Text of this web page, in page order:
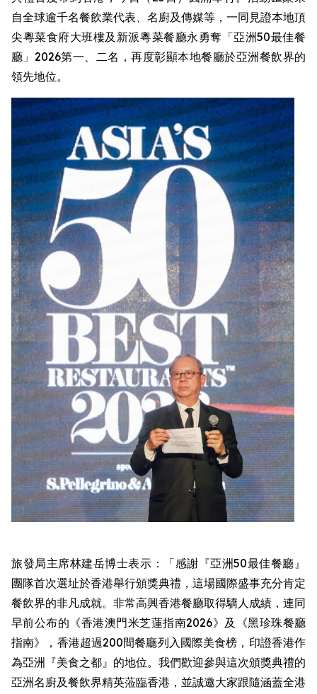
自全球逾千名餐飲業代表、名廚及傳媒等，一同見證本地頂
尖粵菜食府大班樓及新派粵菜餐廳永勇奪「亞洲50最佳餐
廳」2026第一、二名，再度彰顯本地餐廳於亞洲餐飲界的
領先地位。
旅發局主席林建岳博士表示：「感謝『亞洲50最佳餐廳』
團隊首次選址於香港舉行頒獎典禮，這場國際盛事充分肯定
餐飲界的非凡成就。非常高興香港餐廳取得驕人成績，連同
早前公布的《香港澳門米芝蓮指南2026》及《黑珍珠餐廳
指南》，香港超過200間餐廳列入國際美食榜，印證香港作
為亞洲『美食之都』的地位。我們歡迎參與這次頒獎典禮的
亞洲名廚及餐飲界精英蒞臨香港，並誠邀大家跟隨涵蓋全港